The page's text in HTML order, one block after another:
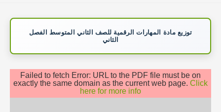
توزيع مادة المهارات الرقمية للصف الثاني المتوسط الفصل
الثاني
Failed to fetch Error: URL to the PDF file must be on
exactly the same domain as the current web page. Click
here for more info